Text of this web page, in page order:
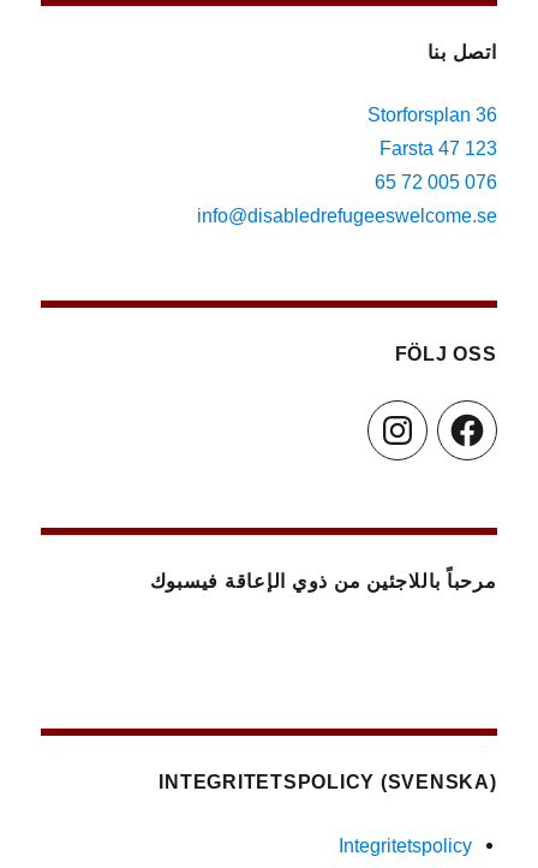
اتصل بنا
Storforsplan 36
123 47 Farsta
076 005 72 65
info@disabledrefugeeswelcome.se
FÖLJ OSS
Facebook
Instagram
مرحباً باللاجئين من ذوي الإعاقة فيسبوك
(SVENSKA) INTEGRITETSPOLICY
Integritetspolicy